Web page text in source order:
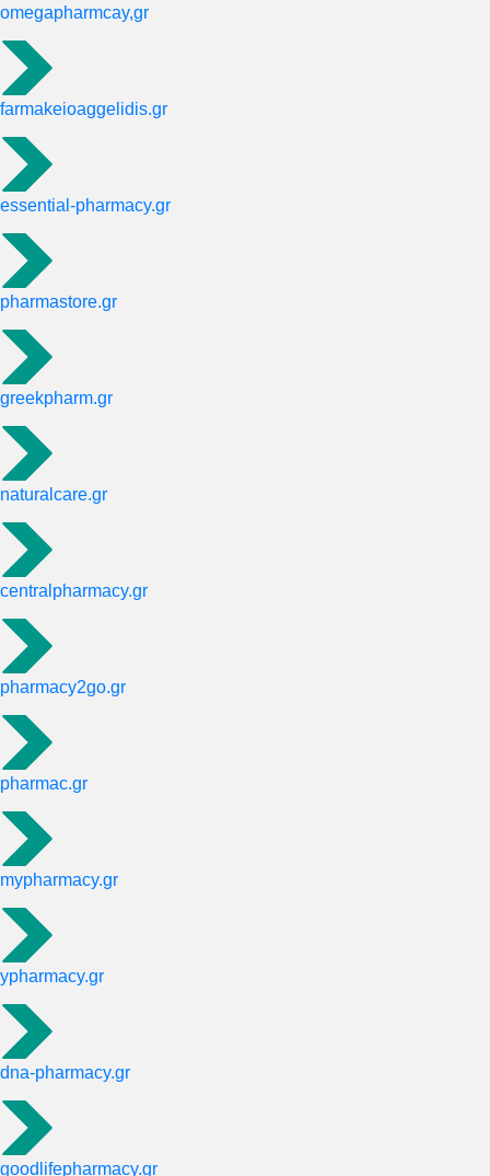
omegapharmcay,gr
farmakeioaggelidis.gr
essential-pharmacy.gr
pharmastore.gr
greekpharm.gr
naturalcare.gr
centralpharmacy.gr
pharmacy2go.gr
pharmac.gr
mypharmacy.gr
ypharmacy.gr
dna-pharmacy.gr
goodlifepharmacy.gr